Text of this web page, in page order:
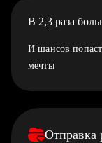
В 2,3 раза
И шансов
мечты
Отправка